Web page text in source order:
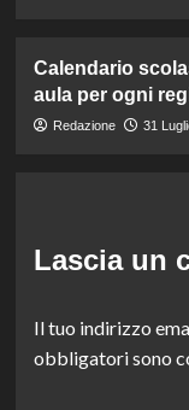
Calendario
aula per ogni
Redazione 31
Lascia un
Il tuo indirizzo
obbligatori sono